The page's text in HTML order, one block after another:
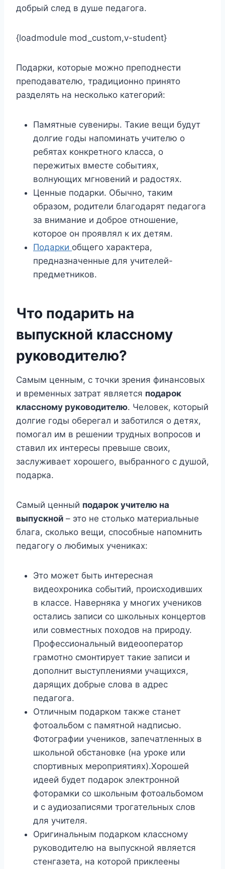
добрый след в душе педагога.
{loadmodule mod_custom,v-student}
Подарки, которые можно преподнести
преподавателю, традиционно принято
разделять на несколько категорий:
Памятные сувениры. Такие вещи будут
долгие годы напоминать учителю о
ребятах конкретного класса, о
пережитых вместе событиях,
волнующих мгновений и радостях.
Ценные подарки. Обычно, таким
образом, родители благодарят педагога
за внимание и доброе отношение,
которое он проявлял к их детям.
Подарки общего характера,
предназначенные для учителей-
предметников.
Что подарить на
выпускной классному
руководителю?
Самым ценным, с точки зрения финансовых
и временных затрат является подарок
классному руководителю. Человек, который
долгие годы оберегал и заботился о детях,
помогал им в решении трудных вопросов и
ставил их интересы превыше своих,
заслуживает хорошего, выбранного с душой,
подарка.
Самый ценный подарок учителю на
выпускной – это не столько материальные
блага, сколько вещи, способные напомнить
педагогу о любимых учениках:
Это может быть интересная
видеохроника событий, происходивших
в классе. Наверняка у многих учеников
остались записи со школьных концертов
или совместных походов на природу.
Профессиональный видеооператор
грамотно смонтирует такие записи и
дополнит выступлениями учащихся,
дарящих добрые слова в адрес
педагога.
Отличным подарком также станет
фотоальбом с памятной надписью.
Фотографии учеников, запечатленных в
школьной обстановке (на уроке или
спортивных мероприятиях).Хорошей
идеей будет подарок электронной
фоторамки со школьным фотоальбомом
и с аудиозаписями трогательных слов
для учителя.
Оригинальным подарком классному
руководителю на выпускной является
стенгазета, на которой приклеены